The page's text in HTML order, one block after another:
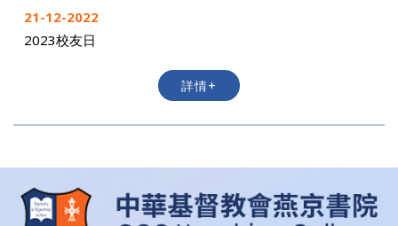
21-12-2022
2023校友日
詳情+